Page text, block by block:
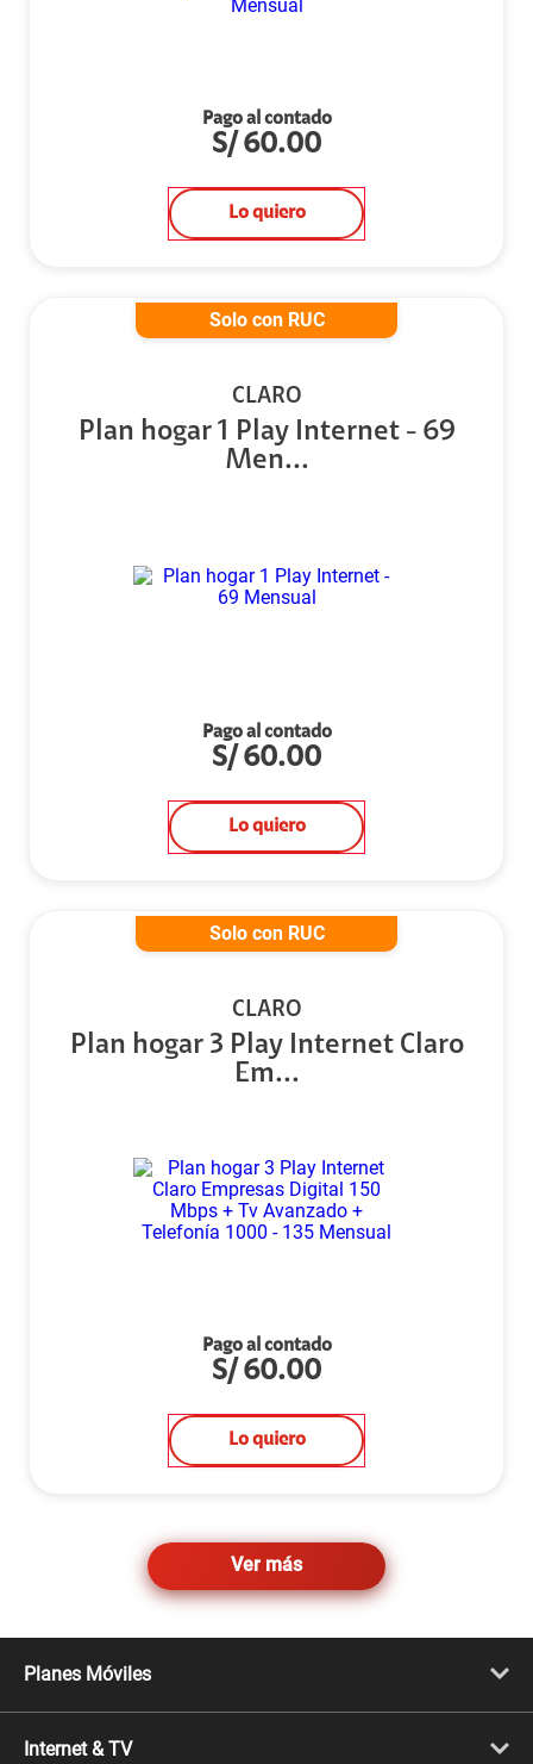
Pago al contado
S/ 60.00
Lo quiero
Solo con RUC
CLARO
Plan hogar 1 Play Internet - 69
Men...
Pago al contado
S/ 60.00
Lo quiero
Solo con RUC
CLARO
Plan hogar 3 Play Internet Claro
Em...
Pago al contado
S/ 60.00
Lo quiero
Ver más
Planes Móviles
Línea Nueva
Línea Adicional
Internet & TV